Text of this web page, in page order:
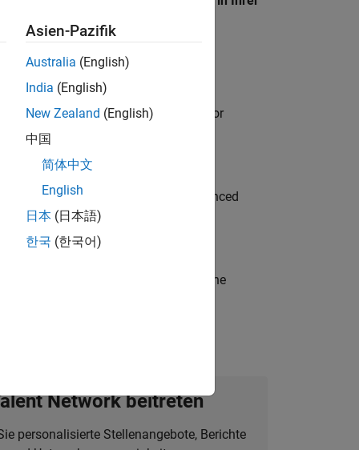
MATLAB & Simulink workflows for
Energy technologies? Experienced
products and systems in the
Network beitreten
personalisierte Stellenangebote, Berichte
Asien-Pazifik
Australia (English)
India (English)
New Zealand (English)
中国
简体中文
English
日本 (日本語)
한국 (한국어)